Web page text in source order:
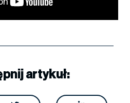
artykuł: